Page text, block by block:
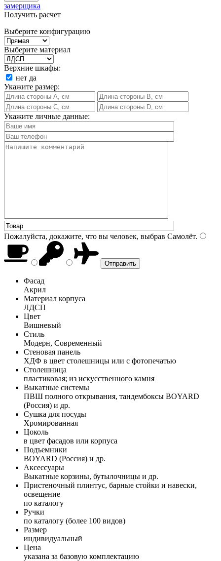
замерщика
Получить расчет
Выберите конфигурацию
Выберите материал
Верхние шкафы:
нет да
Укажите размер:
Укажите личные данные:
Пожалуйста, докажите, что вы человек, выбрав Самолёт.
Фасад
Акрил
Материал корпуса
ЛДСП
Цвет
Вишневый
Стиль
Модерн, Современный
Стеновая панель
ХДФ в цвет столешницы или с фотопечатью
Столешница
пластиковая; из искусственного камня
Выкатные системы
ПВШ полного открывания, тандембоксы BOYARD
(Россия) и др.
Сушка для посуды
Хромированная
Цоколь
в цвет фасадов или корпуса
Подъемники
BOYARD (Россия) и др.
Аксессуары
Выкатные корзины, бутылочницы и др.
Пристеночный плинтус, барные стойки и навески,
освещение
по каталогу
Ручки
по каталогу (более 100 видов)
Размер
индивидуальный
Цена
указана за базовую комплектацию